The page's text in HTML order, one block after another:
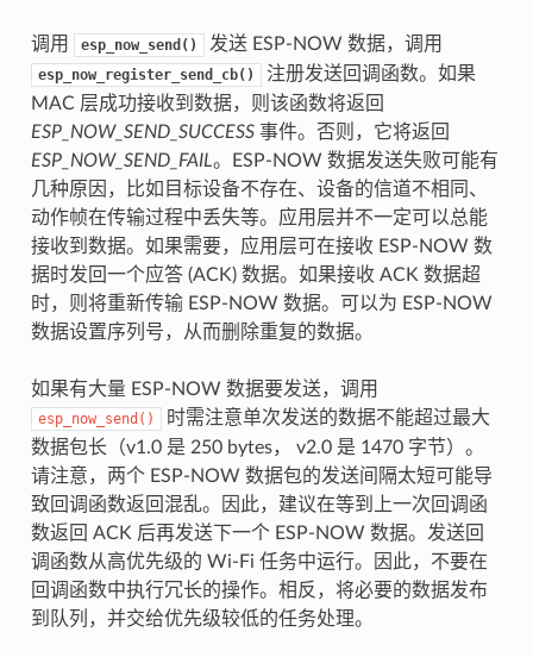
调用 esp_now_send() 发送 ESP-NOW 数据，调用
esp_now_register_send_cb()
注册发送回调函数。如果
MAC 层成功接收到数据，则该函数将返回
ESP_NOW_SEND_SUCCESS事件。否则，它将返回
ESP_NOW_SEND_FAIL。ESP-NOW 数据发送失败可能有
几种原因，比如目标设备不存在、设备的信道不相同、
动作帧在传输过程中丢失等。应用层并不一定可以总能
接收到数据。如果需要，应用层可在接收 ESP-NOW 数
据时发回一个应答 (ACK) 数据。如果接收 ACK 数据超
时，则将重新传输 ESP-NOW 数据。可以为 ESP-NOW
数据设置序列号，从而删除重复的数据。
如果有大量 ESP-NOW 数据要发送，调用
esp_now_send()
时需注意单次发送的数据不能超过最大
数据包长（v1.0 是 250 bytes， v2.0 是 1470 字节）。
请注意，两个 ESP-NOW 数据包的发送间隔太短可能导
致回调函数返回混乱。因此，建议在等到上一次回调函
数返回 ACK 后再发送下一个 ESP-NOW 数据。发送回
调函数从高优先级的 Wi-Fi 任务中运行。因此，不要在
回调函数中执行冗长的操作。相反，将必要的数据发布
到队列，并交给优先级较低的任务处理。